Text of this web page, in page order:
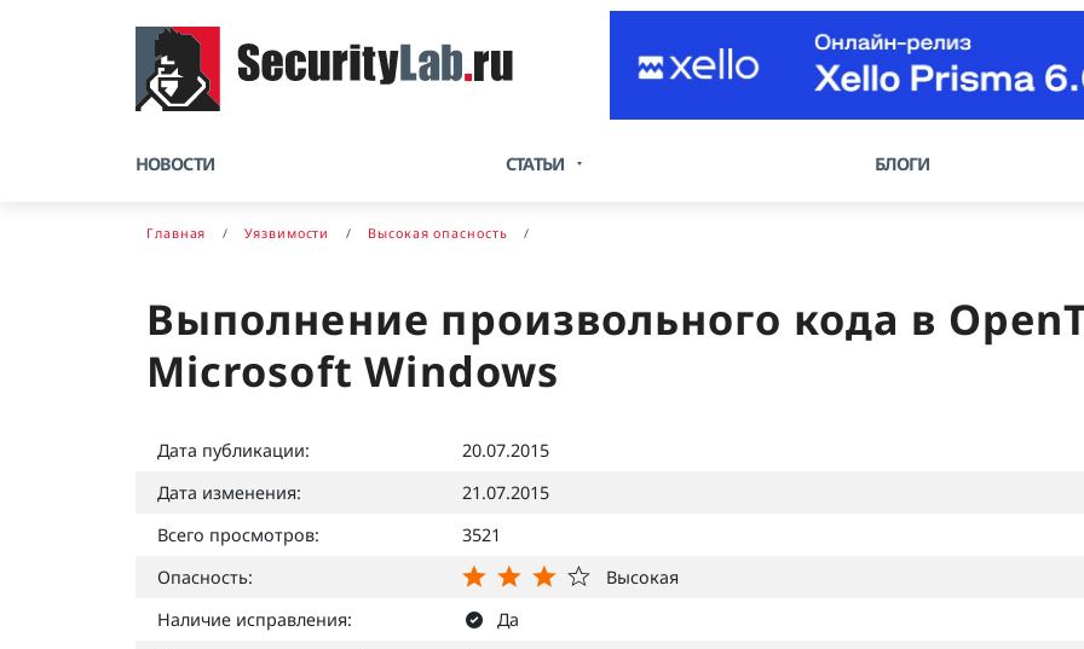
НОВОСТИ СТАТЬИ БЛОГИ
Главная Уязвимости Высокая опасность
Выполнение произвольного кода в
Microsoft Windows
Дата публикации:
20.07.2015
Дата изменения:
21.07.2015
Всего просмотров:
3521
Опасность:
Высокая
Наличие исправления:
Да